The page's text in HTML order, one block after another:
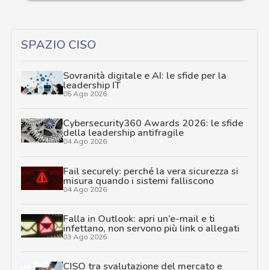
SPAZIO CISO
Sovranità digitale e AI: le sfide per la
leadership IT
05 Ago 2026
Cybersecurity360 Awards 2026: le sfide
della leadership antifragile
04 Ago 2026
Fail securely: perché la vera sicurezza si
misura quando i sistemi falliscono
04 Ago 2026
Falla in Outlook: apri un’e-mail e ti
infettano, non servono più link o allegati
03 Ago 2026
CISO tra svalutazione del mercato e